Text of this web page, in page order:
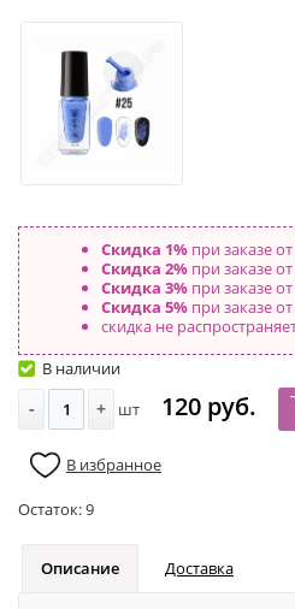
Скидка 1%при заказе от
Скидка 2%при заказе от
Скидка 3%при заказе от
Скидка 5%при заказе от
скидка не
В наличии
- + шт 120 руб.
В избранное
Остаток:9
Описание Доставка